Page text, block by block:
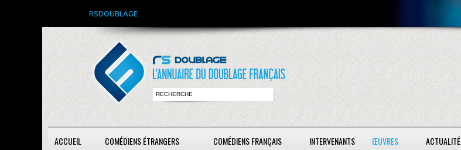
RSDOUBLAGE
ACCUEIL COMÉDIENS ÉTRANGERS COMÉDIENS FRANÇAIS INTERVENANTS ŒUVRES